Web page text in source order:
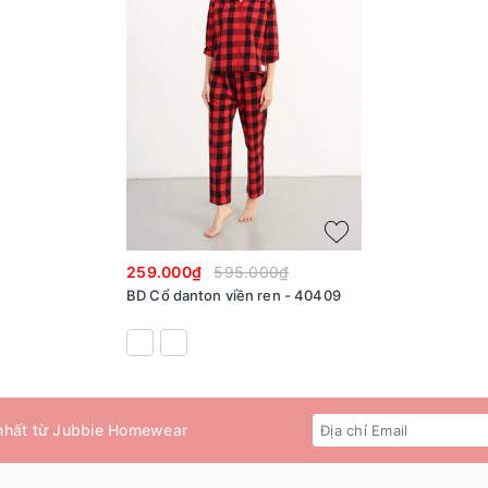
259.000₫ 595.000₫
BD Cổ danton viền ren - 40409
từ Jubbie Homewear